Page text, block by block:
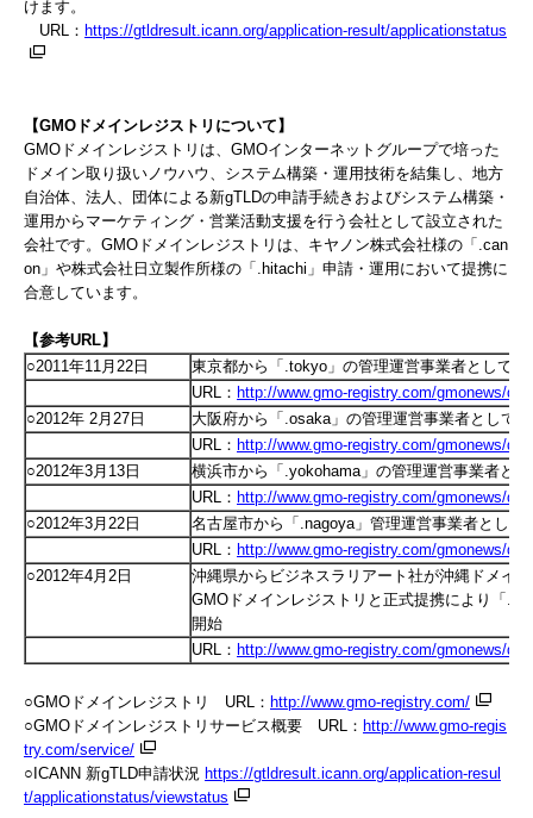
けます。
URL： https://gtldresult.icann.org/application-result/applicationstatus
【GMOドメインレジストリについて】
GMOドメインレジストリは、GMOインターネットグループで培った
ドメイン取り扱いノウハウ、システム構築・運用技術を結集し、地方
自治体、法人、団体による新gTLDの申請手続きおよびシステム構築・
運用からマーケティング・営業活動支援を行う会社として設立された
会社です。GMOドメインレジストリは、キヤノン株式会社様の「.can
on」や株式会社日立製作所様の「.hitachi」申請・運用において提携に
合意しています。
【参考URL】
○2011年11月22日
東京都から「.tokyo」の管理運営事業者として支
URL： http://www.gmo-registry.com/gmonews/
○2012年 2月27日
大阪府から「.osaka」の管理運営事業者として
URL： http://www.gmo-registry.com/gmonews/
○2012年3月13日
横浜市から「.yokohama」の管理運営事業者と
URL： http://www.gmo-registry.com/gmonews/
○2012年3月22日
名古屋市から「.nagoya」管理運営事業者として
URL： http://www.gmo-registry.com/gmonews/
○2012年4月2日
沖縄県からビジネスラリアート社が沖縄ドメイ
GMOドメインレジストリと正式提携により「
開始
URL： http://www.gmo-registry.com/gmonews/
○GMOドメインレジストリ URL： http://www.gmo-registry.com/
○GMOドメインレジストリサービス概要 URL： http://www.gmo-regis
try.com/service/
○ICANN 新gTLD申請状況 https://gtldresult.icann.org/application-resul
t/applicationstatus/viewstatus